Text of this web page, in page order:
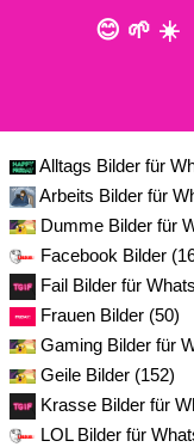
😊 🌱 ☀️
Alltags Bilder für
Arbeits Bilder für
Dumme Bilder für
Facebook Bilder
Fail Bilder für
Frauen Bilder (50)
Gaming Bilder für
Geile Bilder (152)
Krasse Bilder für
LOL Bilder für